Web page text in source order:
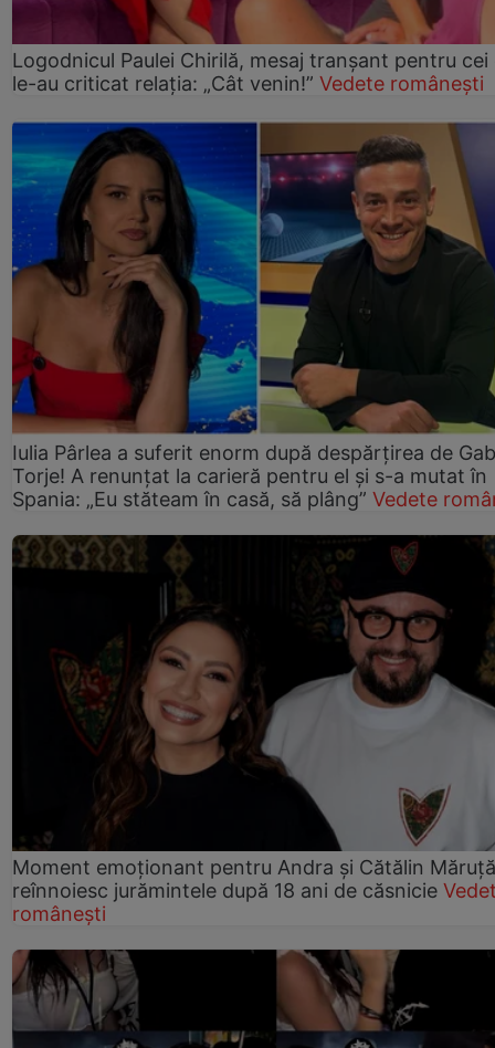
Logodnicul Paulei Chirilă, mesaj tranșant pentru cei
le-au criticat relația: „Cât venin!” Vedete românești
Iulia Pârlea a suferit enorm după despărțirea de
Torje! A renunțat la carieră pentru el și s-a mutat în
Spania: „Eu stăteam în casă, să plâng” Vedete
Moment emoționant pentru Andra și Cătălin
reînnoiesc jurămintele după 18 ani de căsnicie
românești